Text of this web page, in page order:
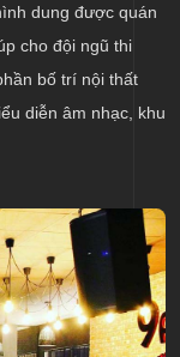
dung được quán
cho đội ngũ thi
bố trí nội thất
diễn âm nhạc, khu